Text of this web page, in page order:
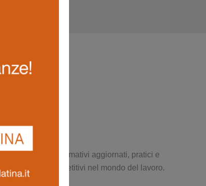
Percorsi formativi aggiornati, pratici e
e restare competitivi nel mondo del lavoro.